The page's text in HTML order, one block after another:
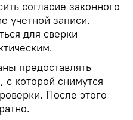
согласие законного
учетной записи.
для сверки
предоставлять
которой снимутся
После этого